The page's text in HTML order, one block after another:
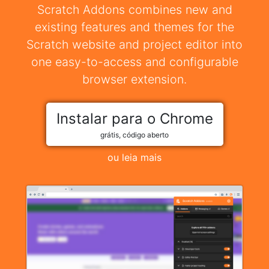
Scratch Addons combines new and
existing features and themes for the
Scratch website and project editor into
one easy-to-access and configurable
browser extension.
Instalar para o Chrome
grátis, código aberto
ou leia mais